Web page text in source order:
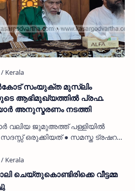
സംയുക്ത മുസ്ലിം
ആഭിമുഖ്യത്തിൽ പ്രഫ.
അനുസ്മരണം നടത്തി
വലിയ ജുമുഅത്ത് പള്ളിയിൽ
ഒരുക്കിയത് ● സമസ്ത ട്രഷറർ
ചെയ്തുകൊണ്ടിരിക്കെ വീട്ടമ്മ